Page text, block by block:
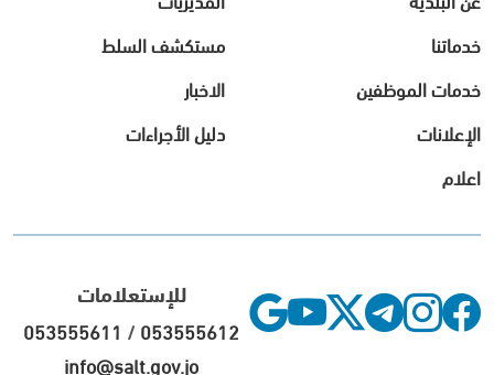
خدماتنا
مستكشف السلط
خدمات الموظفين
الاخبار
الإعلانات
دليل الأجراءات
اعلام
للإستعلامات
053555611 /053555612
info@salt.gov.jo